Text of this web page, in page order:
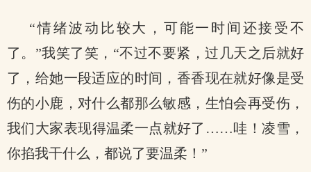
“情绪波动比较大，可能一时间还接受不
了。”我笑了笑，“不过不要紧，过几天之后就好
了，给她一段适应的时间，香香现在就好像是受
伤的小鹿，对什么都那么敏感，生怕会再受伤，
我们大家表现得温柔一点就好了……哇！凌雪，
你掐我干什么，都说了要温柔！”